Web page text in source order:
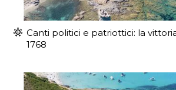
Canti politici e patriottici: la
1768